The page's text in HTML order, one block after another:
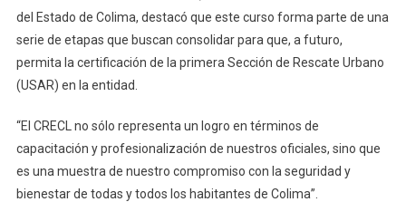
del Estado de Colima, destacó que este curso forma parte de una
serie de etapas que buscan consolidar para que, a futuro,
permita la certificación de la primera Sección de Rescate Urbano
(USAR) en la entidad.
“El CRECL no sólo representa un logro en términos de
capacitación y profesionalización de nuestros oficiales, sino que
es una muestra de nuestro compromiso con la seguridad y
bienestar de todas y todos los habitantes de Colima”.